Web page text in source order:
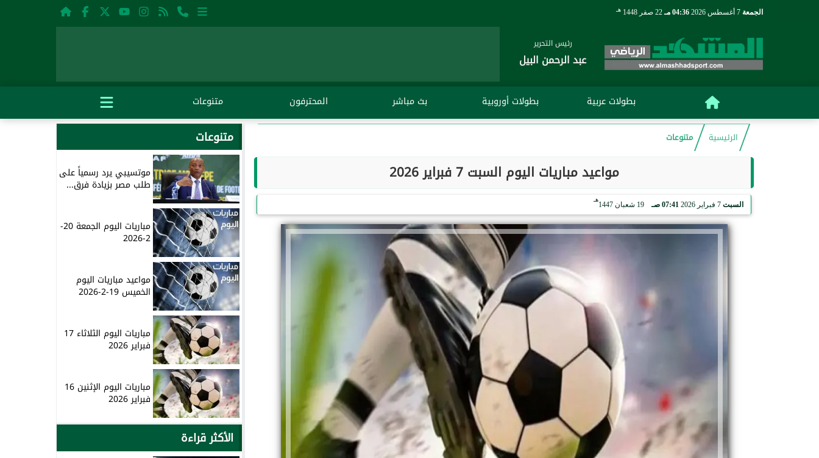
الجمعة 04:36 مـ 22 صفر 1448 هـ
رئيس التحرير
عبد الرحمن البيل
بطولات عربية بطولات أوروبية بث مباشر المحترفون متنوعات
الرئيسية متنوعات
مواعيد مباريات اليوم السبت 7 فبراير 2026
السبت 7 فبراير 2026 07:41 صـ 19 شعبان 1447
هـ
متنوعات
موتسيبي يرد رسمياً على
طلب مصر بزيادة فرق...
مباريات اليوم الجمعة 20-
2-2026
مواعيد مباريات اليوم
الخميس 19-2-2026
مباريات اليوم الثلاثاء 17
فبراير 2026
مباريات اليوم الإثنين 16
فبراير 2026
الأكثر قراءة